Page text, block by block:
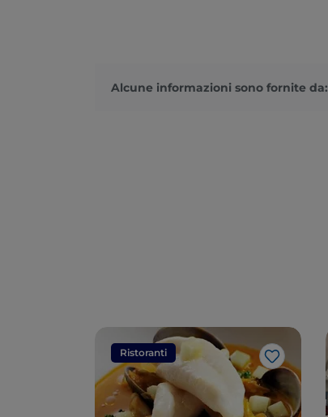
Alcune informazioni sono fornite da:
Ristoranti
Like